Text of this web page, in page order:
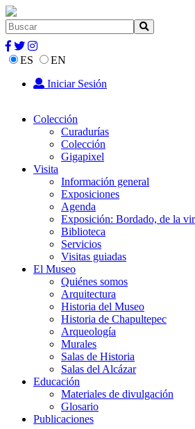
ES
EN
Iniciar Sesión
Colección
Curadurías
Colección
Gigapixel
Visita
Información general
Exposiciones
Agenda
Exposición: Bordado, de la
Biblioteca
Servicios
Visitas guiadas
El Museo
Quiénes somos
Arquitectura
Historia del Museo
Historia de Chapultepec
Arqueología
Murales
Salas de Historia
Salas del Alcázar
Educación
Materiales de divulgación
Glosario
Publicaciones